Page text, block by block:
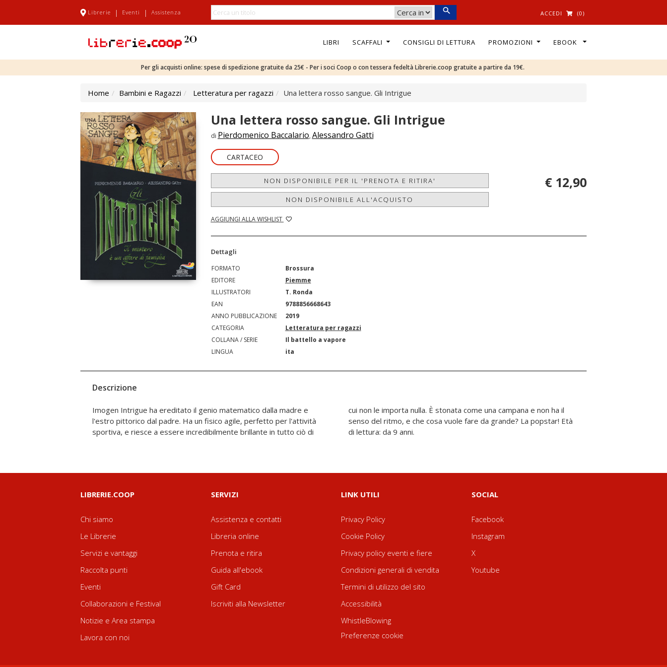
Librerie | Eventi | Assistenza ACCEDI (0)
LIBRI SCAFFALI CONSIGLI DI LETTURA PROMOZIONI EBOOK
Per gli acquisti online: spese di spedizione gratuite da 25€ - Per i soci Coop o con tessera fedeltà Librerie.coop gratuite a partire da 19€.
Home Bambini e Ragazzi Letteratura per ragazzi Una lettera rosso sangue. Gli Intrigue
Una lettera rosso sangue. Gli Intrigue
di Pierdomenico Baccalario, Alessandro Gatti
CARTACEO
NON DISPONIBILE PER IL 'PRENOTA E RITIRA'
NON DISPONIBILE ALL'ACQUISTO
AGGIUNGI ALLA WISHLIST
€ 12,90
Dettagli
FORMATO
Brossura
EDITORE
Piemme
ILLUSTRATORI
T. Ronda
EAN
9788856668643
ANNO PUBBLICAZIONE
2019
CATEGORIA
Letteratura per ragazzi
COLLANA / SERIE
Il battello a vapore
LINGUA
ita
Descrizione
Imogen Intrigue ha ereditato il genio matematico dalla madre e
l'estro pittorico dal padre. Ha un fisico agile, perfetto per l'attività
sportiva, e riesce a essere incredibilmente brillante in tutto ciò di
cui non le importa nulla. È stonata come una campana e non ha il
senso del ritmo, e che cosa vuole fare da grande? La popstar! Età
di lettura: da 9 anni.
LIBRERIE.COOP
Chi siamo
Le Librerie
Servizi e vantaggi
Raccolta punti
Eventi
Collaborazioni e Festival
Notizie e Area stampa
Lavora con noi
SERVIZI
Assistenza e contatti
Libreria online
Prenota e ritira
Guida all'ebook
Gift Card
Iscriviti alla Newsletter
LINK UTILI
Privacy Policy
Cookie Policy
Privacy policy eventi e fiere
Condizioni generali di vendita
Termini di utilizzo del sito
Accessibilità
WhistleBlowing
Preferenze cookie
SOCIAL
Facebook
Instagram
X
Youtube